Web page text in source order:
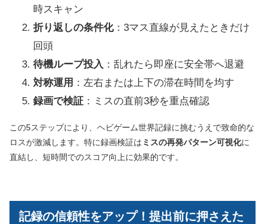
時スキャン
折り返しの条件化：3マス直線が見えたときだけ
回頭
待機ループ投入 ：乱れたら即座に安全帯へ退避
対称運用 ：左右または上下の滞在時間を均す
録画で検証 ：ミスの直前3秒を重点確認
この5ステップにより、ヘビゲーム世界記録に挑むうえで致命的な
ロスが激減します。特に録画検証は ミスの再発パターン可視化に
直結し、短時間でのスコア向上に効果的です。
記録の信頼性をアップ！提出前に押さえた